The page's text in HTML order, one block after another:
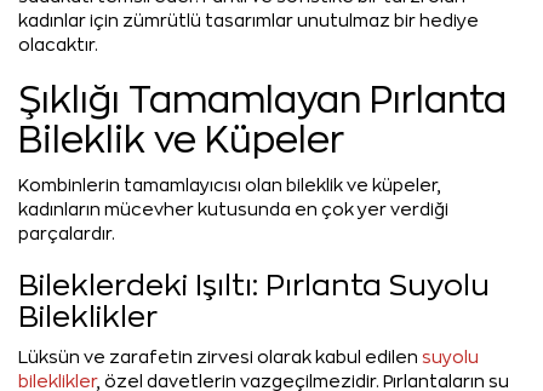
kadınlar için zümrütlü tasarımlar unutulmaz bir hediye
olacaktır.
Şıklığı Tamamlayan Pırlanta
Bileklik ve Küpeler
Kombinlerin tamamlayıcısı olan bileklik ve küpeler,
kadınların mücevher kutusunda en çok yer verdiği
parçalardır.
Bileklerdeki Işıltı: Pırlanta Suyolu
Bileklikler
Lüksün ve zarafetin zirvesi olarak kabul edilen suyolu
bileklikler, özel davetlerin vazgeçilmezidir. Pırlantaların su